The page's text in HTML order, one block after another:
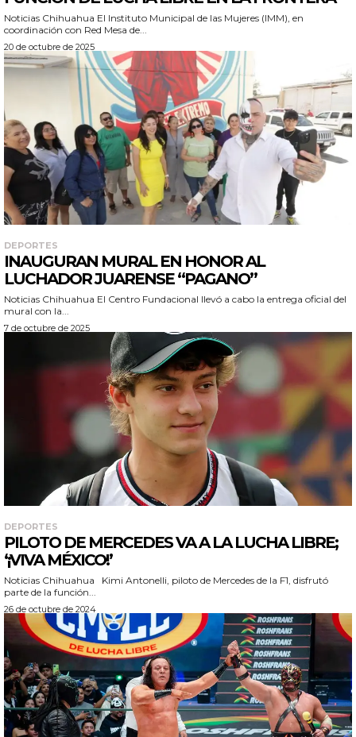
Noticias Chihuahua El Instituto Municipal de las Mujeres (IMM), en
coordinación con Red Mesa de...
20 de octubre de 2025
DEPORTES
INAUGURAN MURAL EN HONOR AL
LUCHADOR JUARENSE “PAGANO”
Noticias Chihuahua El Centro Fundacional llevó a cabo la entrega oficial del
mural con la...
7 de octubre de 2025
DEPORTES
PILOTO DE MERCEDES VA A LA LUCHA LIBRE;
‘¡VIVA MÉXICO!’
Noticias Chihuahua Kimi Antonelli, piloto de Mercedes de la F1, disfrutó
parte de la función...
26 de octubre de 2024